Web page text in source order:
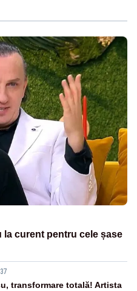
la curent pentru cele șase
transformare totală! Artista